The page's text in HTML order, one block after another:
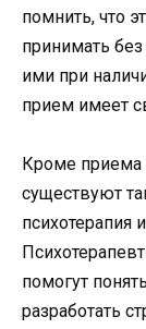
помнить, что
принимать
ими при
прием имеет
Кроме приема
существуют
психотерапия
помогут
разработать